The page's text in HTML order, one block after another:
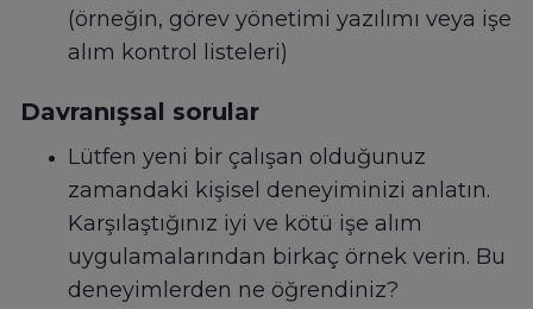
(örneğin, görev yönetimi yazılımı veya işe
alım kontrol listeleri)
Davranışsal sorular
Lütfen yeni bir çalışan olduğunuz
zamandaki kişisel deneyiminizi anlatın.
Karşılaştığınız iyi ve kötü işe alım
uygulamalarından birkaç örnek verin. Bu
deneyimlerden ne öğrendiniz?